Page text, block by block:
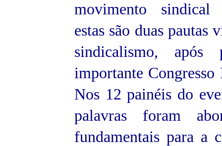
movimento sindical
estas são duas pautas
sindicalismo, após
importante
Nos 12 painéis do
palavras foram
fundamentais para a